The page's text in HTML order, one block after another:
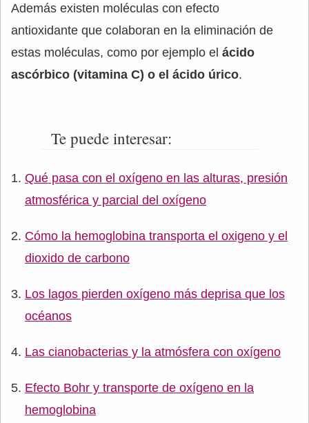
Además existen moléculas con efecto
antioxidante que colaboran en la eliminación de
estas moléculas, como por ejemplo el ácido
ascórbico (vitamina C) o el ácido úrico.
Te puede interesar:
Qué pasa con el oxígeno en las alturas, presión
atmosférica y parcial del oxígeno
Cómo la hemoglobina transporta el oxigeno y el
dioxido de carbono
Los lagos pierden oxígeno más deprisa que los
océanos
Las cianobacterias y la atmósfera con oxígeno
Efecto Bohr y transporte de oxígeno en la
hemoglobina